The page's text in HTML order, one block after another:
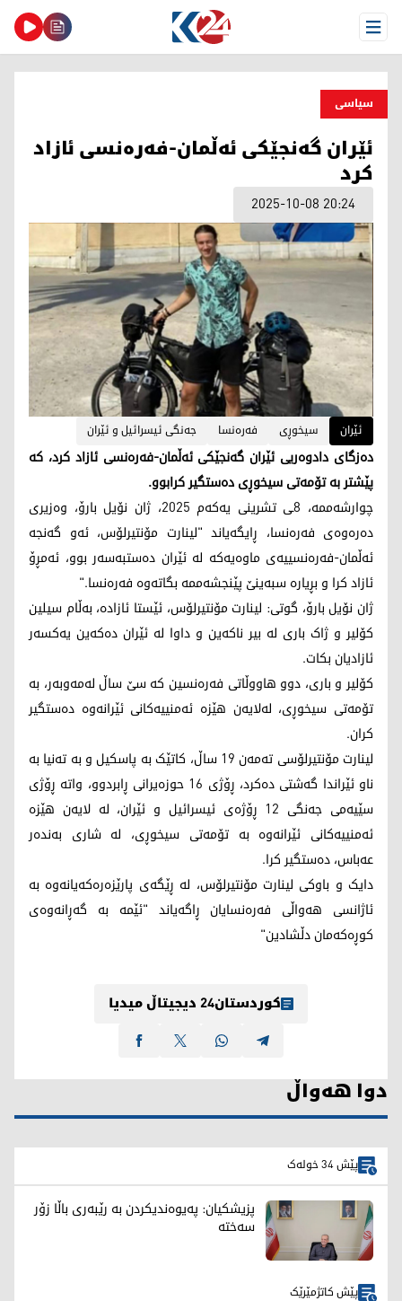
Open Menu
سیاسی
ئێران گەنجێکی ئەڵمان-فەرەنسی ئازاد
کرد
2025-10-08 20:24
ئێران سیخوڕی فەرەنسا جەنگی ئیسرائیل و ئێران
دەزگای دادوەریی ئێران گەنجێکی ئەڵمان-فەرەنسی ئازاد کرد، کە
پێشتر بە تۆمەتی سیخوڕی دەستگیر کرابوو.
چوارشەممە، 8ـی تشرینی یەکەم 2025، ژان نۆیل بارۆ، وەزیری
دەرەوەی فەرەنسا، ڕایگەیاند "لینارت مۆنتیرلۆس، ئەو گەنجە
ئەڵمان-فەرەنسییەی ماوەیەکە لە ئێران دەستبەسەر بوو، ئەمڕۆ
ئازاد کرا و بڕیارە سبەینێ پێنجشەممە بگاتەوە فەرەنسا."
ژان نۆیل بارۆ، گوتی: لینارت مۆنتیرلۆس، ئێستا ئازادە، بەڵام سیلین
کۆلیر و ژاک باری لە بیر ناکەین و داوا لە ئێران دەکەین یەکسەر
ئازادیان بکات.
کۆلیر و باری، دوو هاووڵاتی فەرەنسین کە سێ ساڵ لەمەوبەر، بە
تۆمەتی سیخوڕی، لەلایەن هێزە ئەمنییەکانی ئێرانەوە دەستگیر
کران.
لینارت مۆنتیرلۆسی تەمەن 19 ساڵ، کاتێک بە پاسکیل و بە تەنیا بە
ناو ئێراندا گەشتی دەکرد، ڕۆژی 16 حوزەیرانی ڕابردوو، واتە ڕۆژی
سێیەمی جەنگی 12 ڕۆژەی ئیسرائیل و ئێران، لە لایەن هێزە
ئەمنییەکانی ئێرانەوە بە تۆمەتی سیخوڕی، لە شاری بەندەر
عەباس، دەستگیر کرا.
دایک و باوکی لینارت مۆنتیرلۆس، لە ڕێگەی پارێزەرەکەیانەوە بە
ئاژانسی هەواڵی فەرەنسایان ڕاگەیاند "ئێمە بە گەڕانەوەی
کوڕەکەمان دڵشادین"
کوردستان24 دیجیتاڵ میدیا
دوا هەواڵ
پێش 34 خولەک
پزیشکیان: پەیوەندیکردن بە رێبەری باڵا زۆر
سەختە
پێش کاتژمێرێک